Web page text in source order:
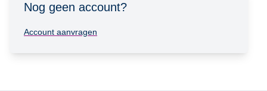
Nog geen account?
Account aanvragen